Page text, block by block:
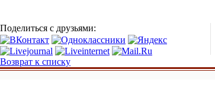
Поделиться с друзьями:
Возврат к списку